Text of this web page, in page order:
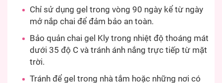
Chỉ sử dụng gel trong vòng 90 ngày kể từ ngày
mở nắp chai để đảm bảo an toàn.
Bảo quản chai gel Kly trong nhiệt độ thoáng mát
dưới 35 độ C và tránh ánh nắng trực tiếp từ mặt
trời.
Tránh để gel trong nhà tắm hoặc những nơi có